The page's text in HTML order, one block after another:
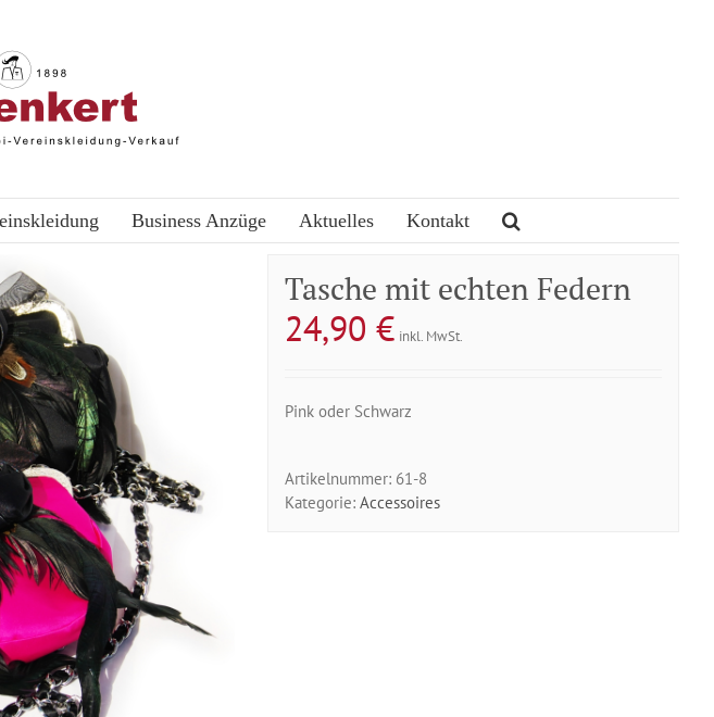
Business Anzüge Aktuelles Kontakt
Tasche mit echten Federn
24,90€ inkl. MwSt.
Pink oder Schwarz
Artikelnummer: 61-8
Kategorie:Accessoires